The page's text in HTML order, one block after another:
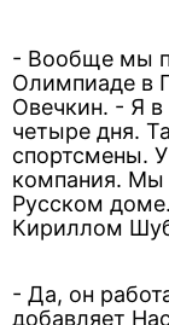
- Вообще мы
Олимпиаде в
Овечкин. - Я в
четыре дня.
спортсмены.
компания. Мы
Русском
Кириллом
- Да, он
добавляет